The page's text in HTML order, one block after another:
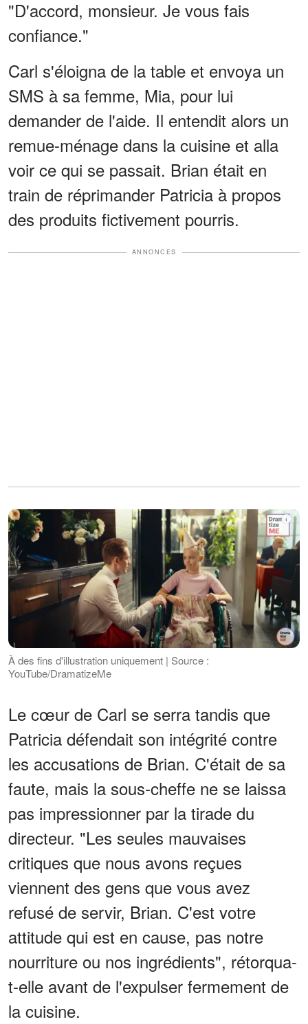
"D'accord, monsieur. Je vous fais
confiance."
Carl s'éloigna de la table et envoya un
SMS à sa femme, Mia, pour lui
demander de l'aide. Il entendit alors un
remue-ménage dans la cuisine et alla
voir ce qui se passait. Brian était en
train de réprimander Patricia à propos
des produits fictivement pourris.
ANNONCES
À des fins d'illustration uniquement | Source :
YouTube/DramatizeMe
Le cœur de Carl se serra tandis que
Patricia défendait son intégrité contre
les accusations de Brian. C'était de sa
faute, mais la sous-cheffe ne se laissa
pas impressionner par la tirade du
directeur. "Les seules mauvaises
critiques que nous avons reçues
viennent des gens que vous avez
refusé de servir, Brian. C'est votre
attitude qui est en cause, pas notre
nourriture ou nos ingrédients", rétorqua-
t-elle avant de l'expulser fermement de
la cuisine.